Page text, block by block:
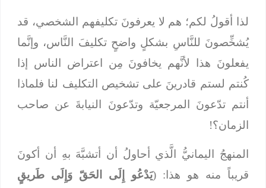
لذا أقولُ لكم؛ هم لا يعرفونَ تكليفهم الشخصي، قد
يُشخِّصونَ للنَّاسِ بشكلٍ واضحٍ تكليفَ النَّاس، وإنَّما
يفعلونَ هذا لأنَّهم يخافونَ مِن اعتراض الناس إذا
كُنتم لستم قادرينَ على تشخيص التكليف لنا فلماذا
أنتم تدّعونَ المرجعيّة وتدّعونَ النيابةَ عن صاحب
الزمان؟!
المنهجُ اليمانيُّ الَّذي أحاولُ أن أتشبَّهَ بهِ أن أكونَ
قريباً منه هو هذا: ( يَدْعُو إِلَى الحَقّ وَإِلَى طَريقٍ